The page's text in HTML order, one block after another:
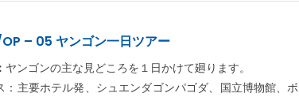
– 05 ヤンゴン一日ツアー
ヤンゴンの主な見どころを１日かけて廻ります。
：主要ホテル発、シュエンダゴンパゴダ、国立博物館、ボ